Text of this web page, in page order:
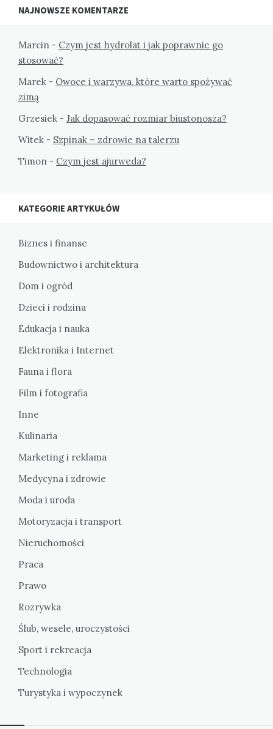
NAJNOWSZE KOMENTARZE
Marcin - Czym jest hydrolat i jak poprawnie go
stosować?
Marek - Owoce i warzywa, które warto spożywać
zimą
Grzesiek - Jak dopasować rozmiar biustonosza?
Witek - Szpinak – zdrowie na talerzu
Timon - Czym jest ajurweda?
KATEGORIE ARTYKUŁÓW
Biznes i finanse
Budownictwo i architektura
Dom i ogród
Dzieci i rodzina
Edukacja i nauka
Elektronika i Internet
Fauna i flora
Film i fotografia
Inne
Kulinaria
Marketing i reklama
Medycyna i zdrowie
Moda i uroda
Motoryzacja i transport
Nieruchomości
Praca
Prawo
Rozrywka
Ślub, wesele, uroczystości
Sport i rekreacja
Technologia
Turystyka i wypoczynek